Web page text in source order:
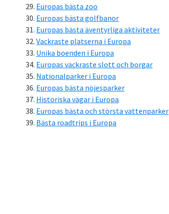
Europas bästa zoo
Europas bästa golfbanor
Europas bästa äventyrliga aktiviteter
Vackraste platserna i Europa
Unika boenden i Europa
Europas vackraste slott och borgar
Nationalparker i Europa
Europas bästa nöjesparker
Historiska vägar i Europa
Europas bästa och största vattenparker
Bästa roadtrips i Europa